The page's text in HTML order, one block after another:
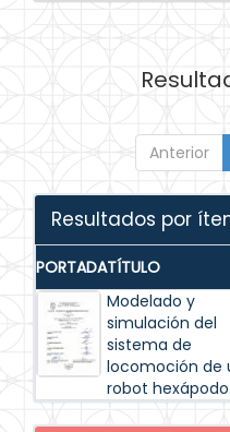
Anterior
Resultados por
PORTADATÍTULO
Modelado y
simulación del
sistema de
locomoción de
robot hexápodo.